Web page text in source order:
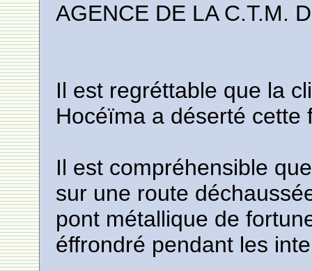
AGENCE DE LA C.T.M.
Il est regréttable que la
Hocéïma a déserté cette
Il est compréhensible
sur une route
pont métallique de
éffrondré pendant les